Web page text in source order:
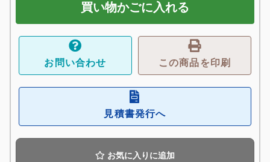
買い物かごに入れる
お問い合わせ この商品を印刷
見積書発行へ
お気に入りに追加